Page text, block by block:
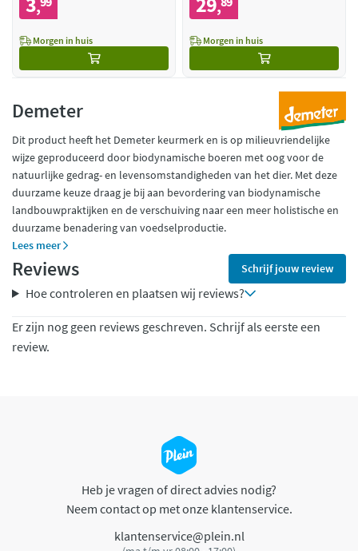
,
Morgen in huis
,
Morgen in huis
Demeter
Dit product heeft het Demeter keurmerk en is op milieuvriendelijke
wijze geproduceerd door biodynamische boeren met oog voor de
natuurlijke gedrag- en levensomstandigheden van het dier. Met deze
duurzame keuze draag je bij aan bevordering van biodynamische
landbouwpraktijken en de verschuiving naar een meer holistische en
duurzame benadering van voedselproductie.
Lees meer
Reviews Schrijf jouw review
Hoe controleren en plaatsen wij reviews?
Er zijn nog geen reviews geschreven. Schrijf als eerste een
review.
Heb je vragen of direct advies nodig?
Neem contact op met onze klantenservice.
klantenservice@plein.nl